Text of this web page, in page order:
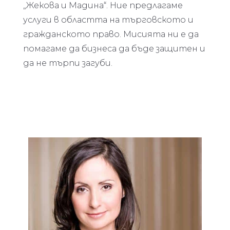
„Жекова и Мадина“. Ние предлагаме
услуги в областта на търговското и
гражданското право. Мисията ни е да
помагаме да бизнеса да бъде защитен и
да не търпи загуби.